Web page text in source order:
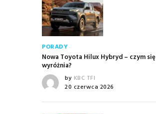
PORADY
Nowa Toyota Hilux Hybryd – czym się
wyróżnia?
by KBC TFI
20 czerwca 2026